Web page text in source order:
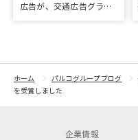
広告が、交通広告グラン
ホーム パルコグループブログ
を受賞しました
企業情報